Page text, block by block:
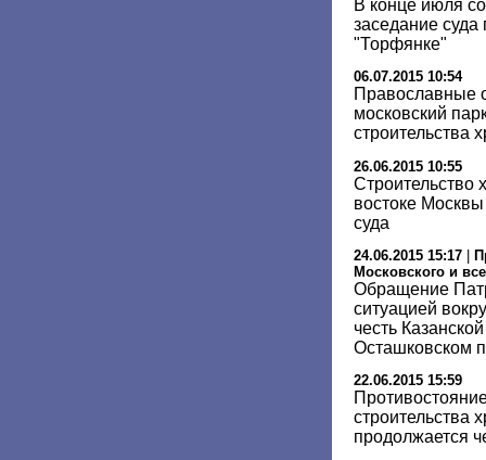
В конце июля
заседание
"Торфянке"
06.07.2015 10:54
Православные
московский
строительства
26.06.2015 10:55
Строительство
востоке
суда
24.06.2015 15:17
Московского и
Обращение
ситуацией
честь
Осташковском
22.06.2015 15:59
строительства
продолжается